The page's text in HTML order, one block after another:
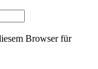
Browser für